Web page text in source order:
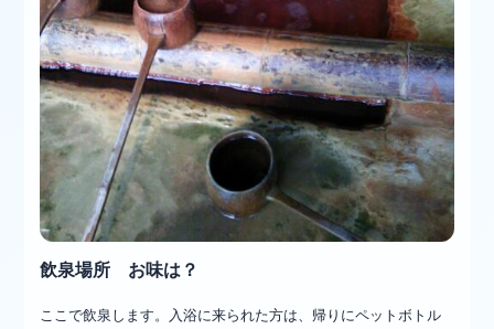
飲泉場所 お味は？
ここで飲泉します。入浴に来られた方は、帰りにペットボトル